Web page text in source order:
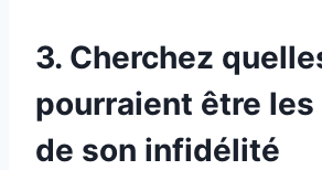
3. Cherchez
pourraient être les
de son infidélité